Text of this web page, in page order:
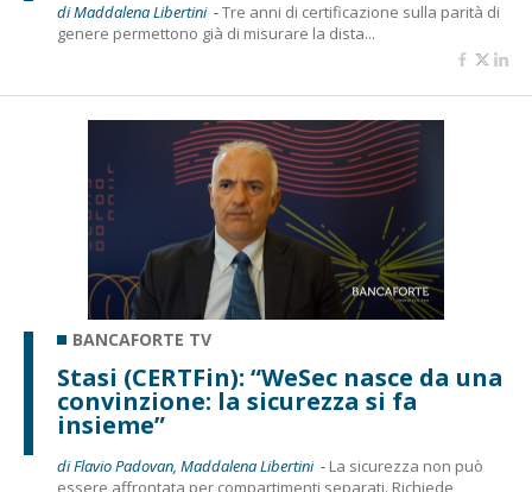
di Maddalena Libertini -Tre anni di certificazione sulla parità di
genere permettono già di misurare la dista...
BANCAFORTE TV
Stasi (CERTFin): “WeSec nasce da una
convinzione: la sicurezza si fa
insieme”
di Flavio Padovan, Maddalena Libertini - La sicurezza non può
essere affrontata per compartimenti separati. Richiede